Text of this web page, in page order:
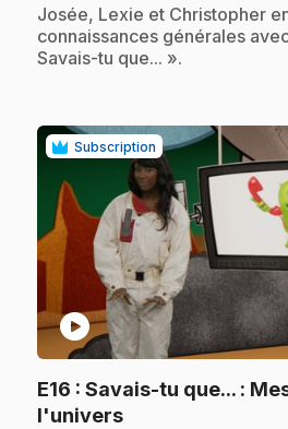
.Josée, Lexie et Christopher
connaissances générales
Savais-tu que... ».
Subscription
play_circle
E16 : Savais-tu que... :
l'univers.